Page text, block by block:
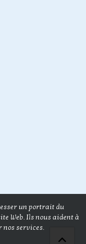
un portrait du
Web. Ils nous aident à
services.